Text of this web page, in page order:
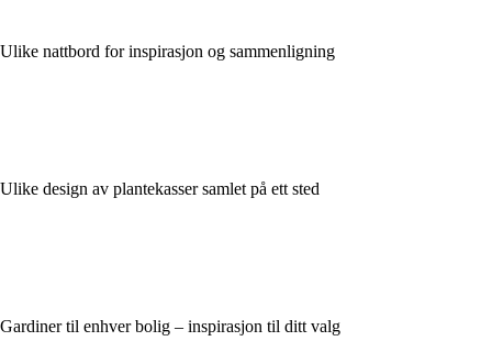
Ulike nattbord for inspirasjon og sammenligning
Ulike design av plantekasser samlet på ett sted
Gardiner til enhver bolig – inspirasjon til ditt valg